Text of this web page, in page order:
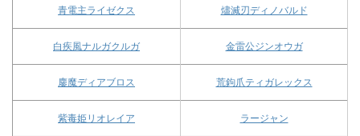
青電主ライゼクス 燼滅刃ディノバルド
白疾風ナルガクルガ 金雷公ジンオウガ
鏖魔ディアブロス 荒鉤爪ティガレックス
紫毒姫リオレイア ラージャン